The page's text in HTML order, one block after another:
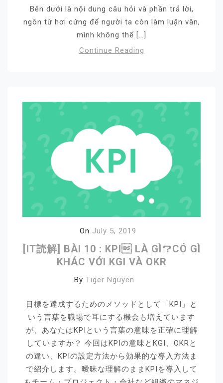
Bên dưới là nội dung câu hỏi và phần trả lời,
ngôn từ hơi cứng để người ta còn làm luận văn,
mình không thể […]
Continue Reading
On July 5, 2019
[IT読解] BÀI 10 : KPI LÀ GÌ？CÓ GÌ
KHÁC VỚI KGI VÀ OKR
By Tiger Nguyen
目標を達成するためのメソッドとして「KPI」と
いう言葉を職場で耳にする機会も増えています
が、あなたはKPIという言葉の意味を正確に理解
していますか？ 今回はKPIの意味とKGI、OKRと
の違い、KPIの設定方法から効果的な導入方法ま
で紹介します。曖昧な理解のままKPIを導入して